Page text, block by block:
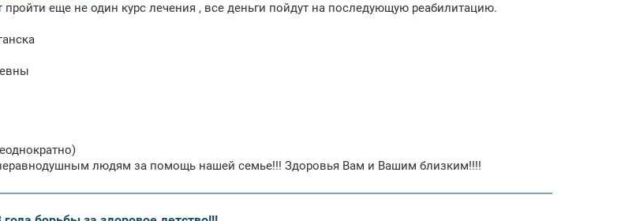
пройти еще не один курс лечения , все деньги пойдут на последующую реабилитацию.
людям за помощь нашей семье!!! Здоровья Вам и Вашим близким!!!!